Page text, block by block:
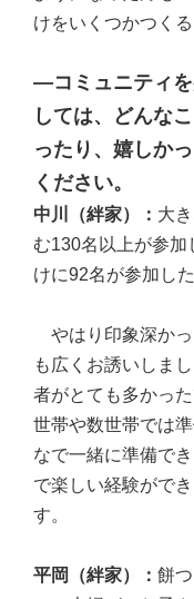
けをいくつかつく
―コミュニティを
しては、どんな
ったり、嬉しか
ください。
中川（絆家）： 大
む130名以上が参加
けに92名が参加し
やはり印象深かっ
も広くお誘いしま
者がとても多かっ
世帯や数世帯では
なで一緒に準備で
で楽しい経験がで
す。
平岡（絆家）： 餅